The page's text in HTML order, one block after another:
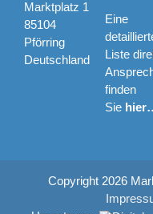
Marktplatz 1
85104
Pförring
Deutschland
Eine
Liste
finden
Sie
Copyright 2026